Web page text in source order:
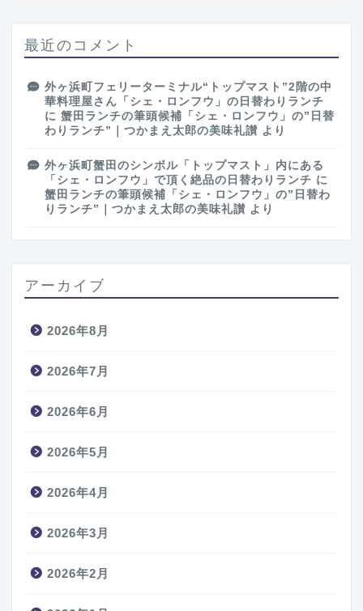
最近のコメント
外ヶ浜町フェリーターミナル“トップマスト”2階の中
華料理屋さん「シェ・ロンフウ」の日替わりランチ
に 蟹田ランチの筆頭候補「シェ・ロンフウ」の”日替
わりランチ”｜つかまえ太郎の美味礼讃 より
外ヶ浜町蟹田のシンボル「トップマスト」内にある
「シェ・ロンフウ」で頂く絶品の日替わりランチ に
蟹田ランチの筆頭候補「シェ・ロンフウ」の”日替わ
りランチ”｜つかまえ太郎の美味礼讃 より
アーカイブ
2026年8月
2026年7月
2026年6月
2026年5月
2026年4月
2026年3月
2026年2月